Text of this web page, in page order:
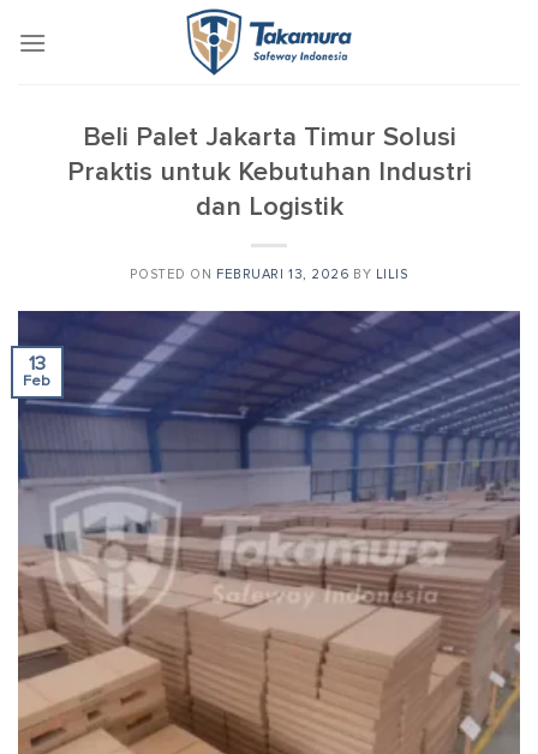
Beli Palet Jakarta Timur Solusi
Praktis untuk Kebutuhan Industri
dan Logistik
POSTED ON FEBRUARI 13, 2026 BY LILIS
13
Feb